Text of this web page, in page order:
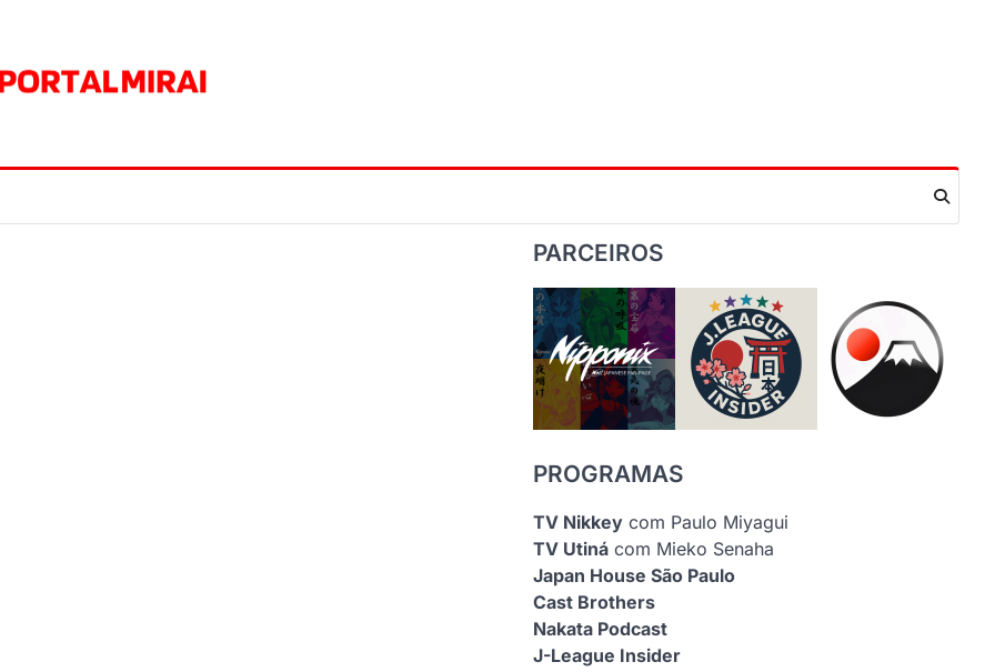
PARCEIROS
PROGRAMAS
TV Nikkey com Paulo Miyagui
TV Utiná com Mieko Senaha
Japan House São Paulo
Cast Brothers
Nakata Podcast
J-League Insider